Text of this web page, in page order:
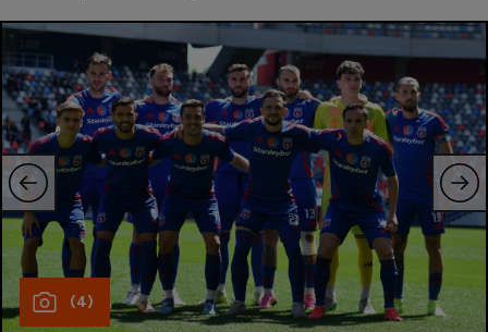
SuperLiga
Liga 2
Cupa României
Echipa Națională
U21
Fotbal feminin
Special
(4)